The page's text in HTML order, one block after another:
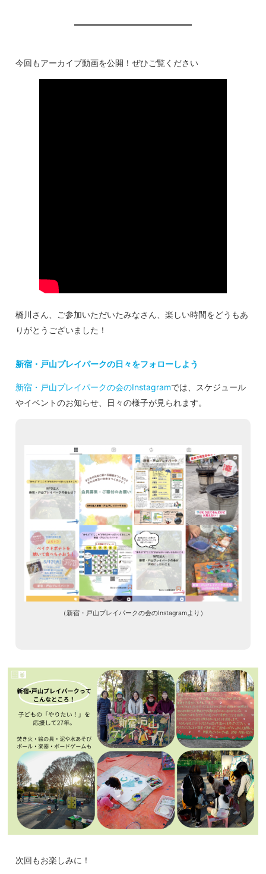
今回もアーカイブ動画を公開！ぜひご覧ください
橋川さん、ご参加いただいたみなさん、楽しい時間をどうもあ
りがとうございました！
新宿・戸山プレイパークの日々をフォローしよう
新宿・戸山プレイパークの会のInstagramでは、スケジュール
やイベントのお知らせ、日々の様子が見られます。
（新宿・戸山プレイパークの会のInstagramより）
次回もお楽しみに！